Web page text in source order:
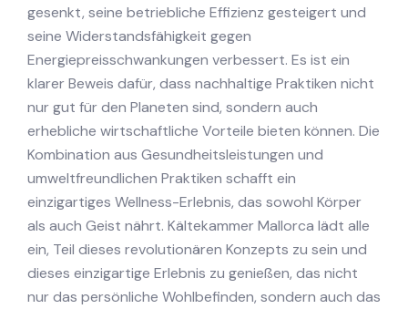
gesenkt, seine betriebliche Effizienz gesteigert und
seine Widerstandsfähigkeit gegen
Energiepreisschwankungen verbessert. Es ist ein
klarer Beweis dafür, dass nachhaltige Praktiken nicht
nur gut für den Planeten sind, sondern auch
erhebliche wirtschaftliche Vorteile bieten können. Die
Kombination aus Gesundheitsleistungen und
umweltfreundlichen Praktiken schafft ein
einzigartiges Wellness-Erlebnis, das sowohl Körper
als auch Geist nährt. Kältekammer Mallorca lädt alle
ein, Teil dieses revolutionären Konzepts zu sein und
dieses einzigartige Erlebnis zu genießen, das nicht
nur das persönliche Wohlbefinden, sondern auch das